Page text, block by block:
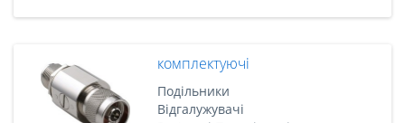
комплектуючі
Подільники
Відгалужувачі